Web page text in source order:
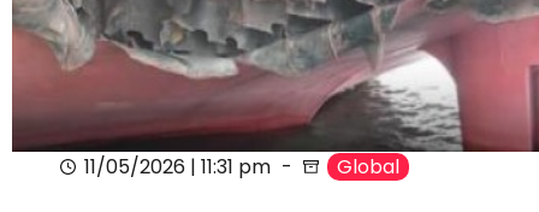
11/05/2026 | 11:31 pm Global